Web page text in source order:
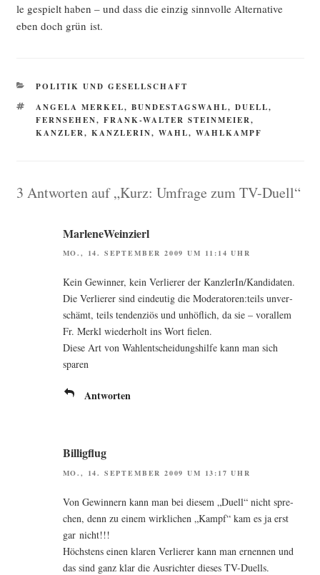
le gespielt haben – und dass die ein­zig sinn­vol­le Alter­na­ti­ve
eben doch grün ist.
KATEGORIEN
POLITIK UND GESELLSCHAFT
SCHLAGWÖRTER
ANGELA MERKEL, BUNDESTAGSWAHL, DUELL,
FERNSEHEN, FRANK-WALTER STEINMEIER,
KANZLER, KANZLERIN, WAHL, WAHLKAMPF
3 Antworten auf „Kurz: Umfrage zum TV-Duell“
MarleneWeinzierl
MO., 14. SEPTEMBER 2009 UM 11:14 UHR
Kein Gewin­ner, kein Ver­lie­rer der KanzlerIn/Kandidaten.
Die Ver­lie­rer sind ein­deu­tig die Moderatoren:teils unver­
schämt, teils ten­den­zi­ös und unhöf­lich, da sie – vor­al­lem
Fr. Merkl wie­der­holt ins Wort fielen.
Die­se Art von Wahl­ent­schei­dungs­hil­fe kann man sich
sparen
Antworten
Billigflug
MO., 14. SEPTEMBER 2009 UM 13:17 UHR
Von Gewin­nern kann man bei die­sem „Duell“ nicht spre­
chen, denn zu einem wirk­li­chen „Kampf“ kam es ja erst
gar nicht!!!
Höchs­tens einen kla­ren Ver­lie­rer kann man ernen­nen und
das sind ganz klar die Aus­rich­ter die­ses TV-Duells.